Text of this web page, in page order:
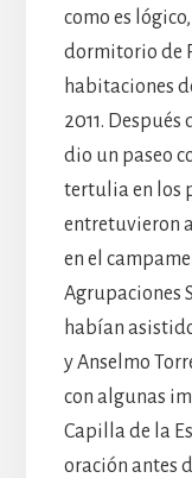
como es
dormitorio de
habitaciones
2011.
dio un paseo
tertulia en los
entretuvieron
en el
Agrupaciones
habían
y Anselmo
con algunas
Capilla de la
oración antes